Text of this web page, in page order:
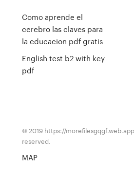
Como aprende el
cerebro las claves para
la educacion pdf gratis
English test b2 with key
pdf
© 2019 https://
reserved.
MAP